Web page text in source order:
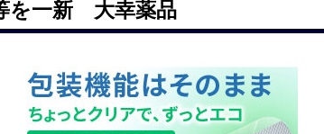
を一新 大幸薬品